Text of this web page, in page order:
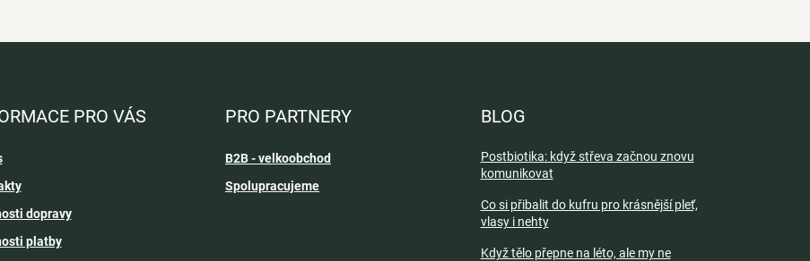
PRO VÁS
dopravy
platby
PRO PARTNERY
B2B - velkoobchod
Spolupracujeme
BLOG
Postbiotika: když střeva začnou znovu
komunikovat
Co si přibalit do kufru pro krásnější pleť,
vlasy i nehty
Když tělo přepne na léto, ale my ne